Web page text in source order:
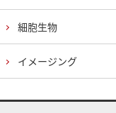
細胞生物
イメージング